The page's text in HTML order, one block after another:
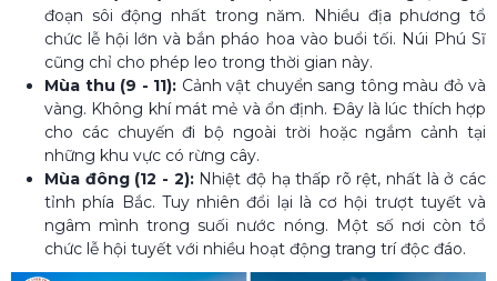
đoạn sôi động nhất trong năm. Nhiều địa phương tổ
chức lễ hội lớn và bắn pháo hoa vào buổi tối. Núi Phú Sĩ
cũng chỉ cho phép leo trong thời gian này.
Mùa thu (9 - 11): Cảnh vật chuyển sang tông màu đỏ và
vàng. Không khí mát mẻ và ổn định. Đây là lúc thích hợp
cho các chuyến đi bộ ngoài trời hoặc ngắm cảnh tại
những khu vực có rừng cây.
Mùa đông (12 - 2):Nhiệt độ hạ thấp rõ rệt, nhất là ở các
tỉnh phía Bắc. Tuy nhiên đổi lại là cơ hội trượt tuyết và
ngâm mình trong suối nước nóng. Một số nơi còn tổ
chức lễ hội tuyết với nhiều hoạt động trang trí độc đáo.